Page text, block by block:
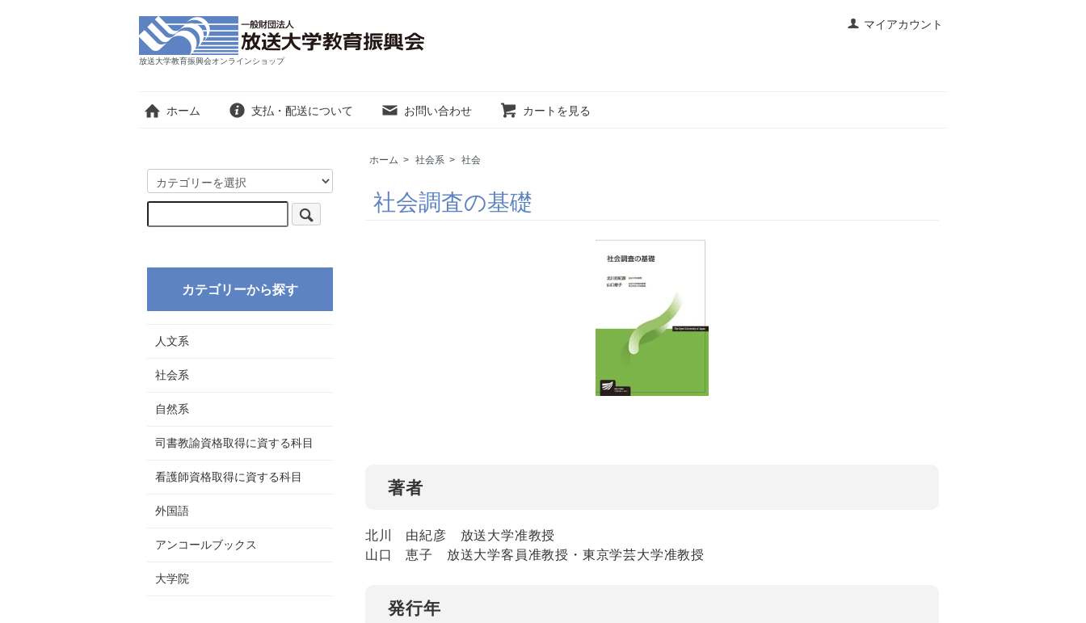
マイアカウント
放送大学教育振興会オンラインショップ
ホーム 支払・配送について お問い合わせ カートを見る
ホーム > 社会系 > 社会
社会調査の基礎
著者
北川 由紀彦 放送大学准教授
山口 恵子 放送大学客員准教授・東京学芸大学准教授
発行年
カテゴリーから探す
人文系
社会系
自然系
司書教諭資格取得に資する科目
看護師資格取得に資する科目
外国語
アンコールブックス
大学院